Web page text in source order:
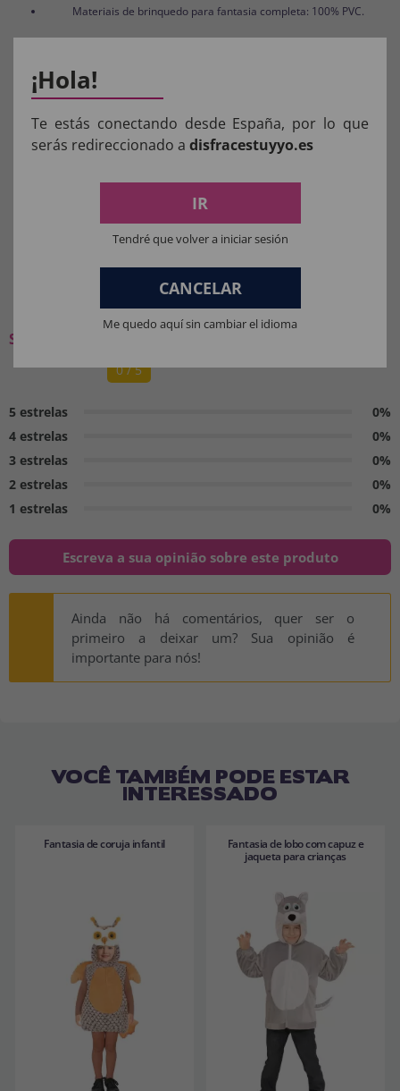
Materiais de brinquedo para fantasia completa: 100% PVC.
Todos os produtos destinados a crianças
menores de 36 meses devem ser supervisionados
Manter longe do fogo.
O QUE OS NOSSOS CLIENTES
PENSAM:
Seja o primeiro a deixar a sua opinião
0 / 5
5 estrelas
0%
4 estrelas
0%
3 estrelas
0%
2 estrelas
0%
1 estrelas
0%
Escreva a sua opinião sobre este produto
Ainda não há comentários, quer ser o
primeiro a deixar um? Sua opinião é
importante para nós!
VOCÊ TAMBÉM PODE ESTAR
INTERESSADO
Fantasia de coruja infantil
Fantasia de lobo com capuz e
jaqueta para crianças
¡Hola!
Te estás conectando desde España, por lo que
serás redireccionado a disfracestuyyo.es
IR
Tendré que volver a iniciar sesión
CANCELAR
Me quedo aquí sin cambiar el idioma